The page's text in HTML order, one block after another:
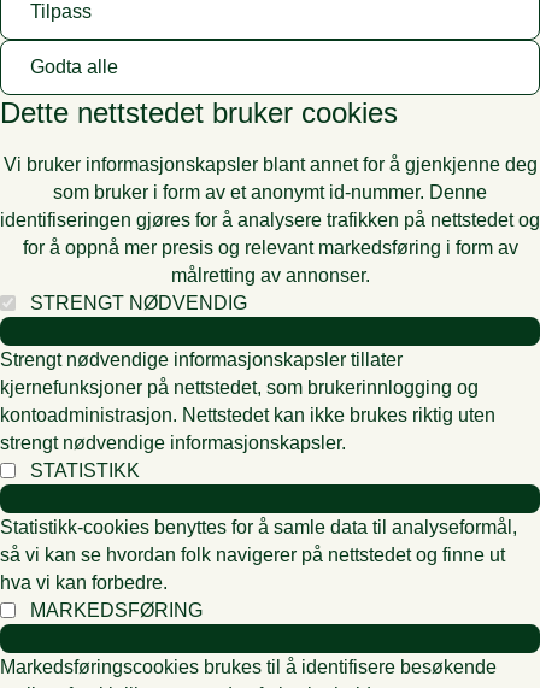
Tilpass
Godta alle
Dette nettstedet bruker cookies
Vi bruker informasjonskapsler blant annet for å gjenkjenne deg
som bruker i form av et anonymt id-nummer. Denne
identifiseringen gjøres for å analysere trafikken på nettstedet og
for å oppnå mer presis og relevant markedsføring i form av
målretting av annonser.
STRENGT NØDVENDIG
Strengt nødvendige informasjonskapsler tillater
kjernefunksjoner på nettstedet, som brukerinnlogging og
kontoadministrasjon. Nettstedet kan ikke brukes riktig uten
strengt nødvendige informasjonskapsler.
STATISTIKK
Statistikk-cookies benyttes for å samle data til analyseformål,
så vi kan se hvordan folk navigerer på nettstedet og finne ut
hva vi kan forbedre.
MARKEDSFØRING
Markedsføringscookies brukes til å identifisere besøkende